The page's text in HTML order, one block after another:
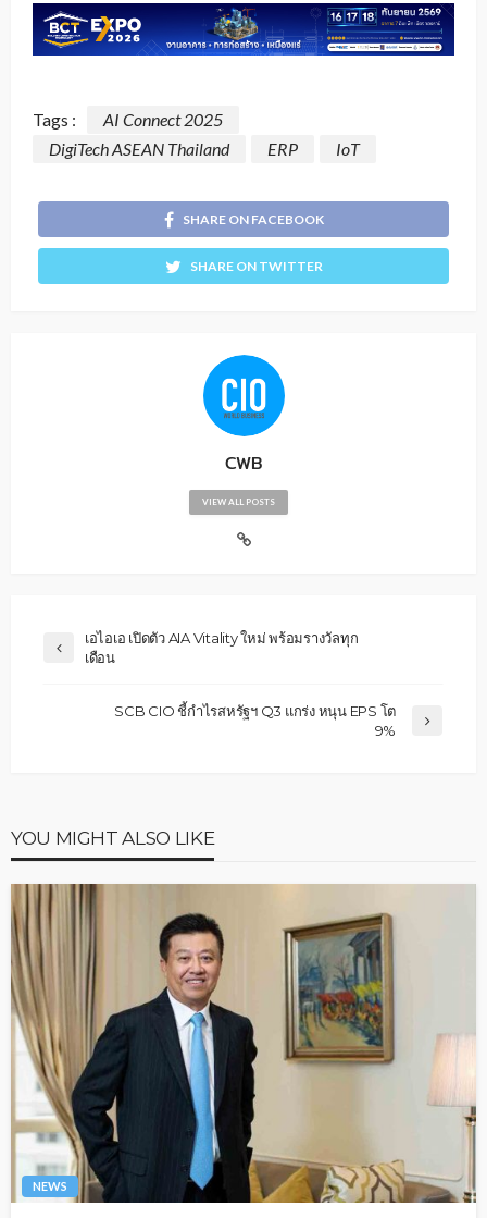
Tags :
AI Connect 2025
DigiTech ASEAN Thailand
ERP IoT
SHARE ON FACEBOOK
SHARE ON TWITTER
CWB
VIEW ALL POSTS
เอไอเอ เปิดตัว AIA Vitality ใหม่ พร้อมรางวัลทุก
เดือน
SCB CIO ชี้กำไรสหรัฐฯ Q3 แกร่ง หนุน EPS โต
9%
YOU MIGHT ALSO LIKE
NEWS